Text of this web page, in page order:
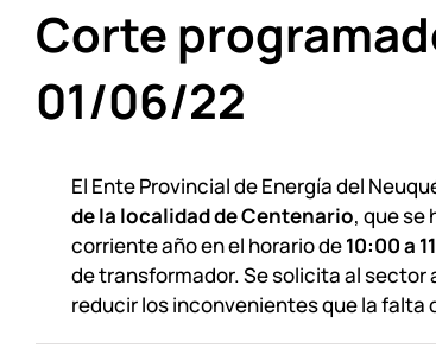
Corte
01/06/22
El Ente Provincial de Energía del
de la localidad de Centenario, que se
corriente año en el horario de10:00 a
de transformador. Se solicita al
reducir los inconvenientes que la falta